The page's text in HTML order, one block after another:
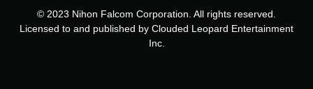
© 2023 Nihon Falcom Corporation. All rights reserved.
Licensed to and published by Clouded Leopard Entertainment
Inc.